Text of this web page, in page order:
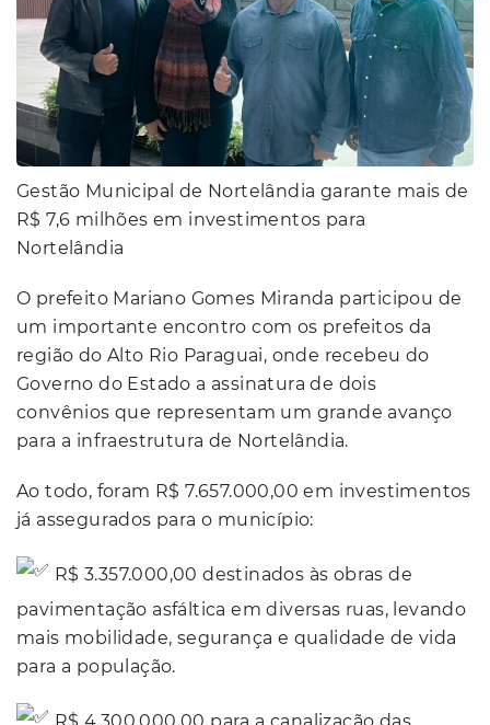
Gestão Municipal de Nortelândia garante mais de
R$ 7,6 milhões em investimentos para
Nortelândia
O prefeito Mariano Gomes Miranda participou de
um importante encontro com os prefeitos da
região do Alto Rio Paraguai, onde recebeu do
Governo do Estado a assinatura de dois
convênios que representam um grande avanço
para a infraestrutura de Nortelândia.
Ao todo, foram R$ 7.657.000,00 em investimentos
já assegurados para o município:
R$ 3.357.000,00 destinados às obras de
pavimentação asfáltica em diversas ruas, levando
mais mobilidade, segurança e qualidade de vida
para a população.